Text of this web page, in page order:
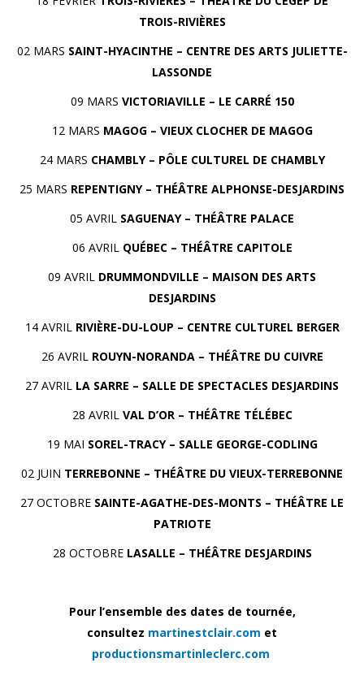
TROIS-RIVIÈRES
02 MARS SAINT-HYACINTHE – CENTRE DES ARTS JULIETTE-
LASSONDE
09 MARS VICTORIAVILLE – LE CARRÉ 150
12 MARS MAGOG – VIEUX CLOCHER DE MAGOG
24 MARS CHAMBLY – PÔLE CULTUREL DE CHAMBLY
25 MARS REPENTIGNY – THÉÂTRE ALPHONSE-DESJARDINS
05 AVRIL SAGUENAY – THÉÂTRE PALACE
06 AVRIL QUÉBEC – THÉÂTRE CAPITOLE
09 AVRIL DRUMMONDVILLE – MAISON DES ARTS
DESJARDINS
14 AVRIL RIVIÈRE-DU-LOUP – CENTRE CULTUREL BERGER
26 AVRIL ROUYN-NORANDA – THÉÂTRE DU CUIVRE
27 AVRIL LA SARRE – SALLE DE SPECTACLES DESJARDINS
28 AVRIL VAL D’OR – THÉÂTRE TÉLÉBEC
19 MAI SOREL-TRACY – SALLE GEORGE-CODLING
02 JUIN TERREBONNE – THÉÂTRE DU VIEUX-TERREBONNE
27 OCTOBRE SAINTE-AGATHE-DES-MONTS – THÉÂTRE LE
PATRIOTE
28 OCTOBRELASALLE – THÉÂTRE DESJARDINS
Pour l’ensemble des dates de tournée,
consultez martinestclair.com et
productionsmartinleclerc.com